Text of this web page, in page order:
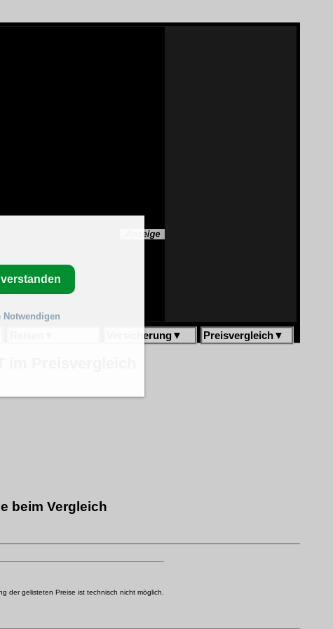
Versicherung▼ Preisvergleich▼
im Preisvergleich
beim Vergleich
der gelisteten Preise ist technisch nicht möglich.
Notwendigen